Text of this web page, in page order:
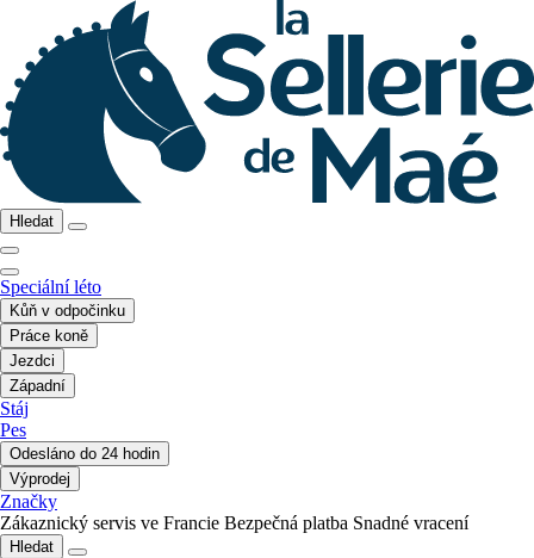
Hledat
Speciální léto
Kůň v odpočinku
Práce koně
Jezdci
Západní
Stáj
Pes
Odesláno do 24 hodin
Výprodej
Značky
Zákaznický servis ve Francie Bezpečná platba Snadné vracení
Hledat